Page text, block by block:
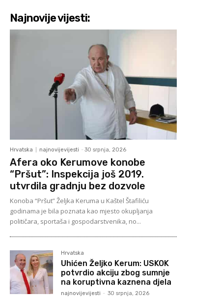
Najnovije vijesti:
Hrvatska najnovijevijesti - 30 srpnja, 2026
Afera oko Kerumove konobe
“Pršut”: Inspekcija još 2019.
utvrdila gradnju bez dozvole
Konoba “Pršut” Željka Keruma u Kaštel Štafiliću
godinama je bila poznata kao mjesto okupljanja
političara, sportaša i gospodarstvenika, no...
Hrvatska
Uhićen Željko Kerum: USKOK
potvrdio akciju zbog sumnje
na koruptivna kaznena djela
najnovijevijesti - 30 srpnja, 2026